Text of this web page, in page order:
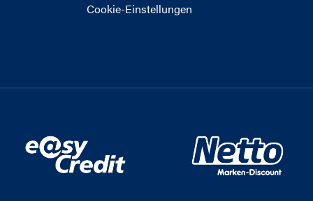
Cookie-Einstellungen